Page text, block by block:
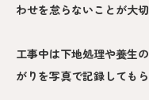
わせを怠らないことが大切
工事中は下地処理や養生
がりを写真で記録しても